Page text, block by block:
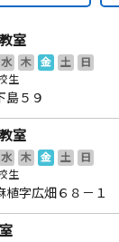
室
水 木 金 土
日
生
島５９
室
水 木 金 土
日
生
字広畑６８－１